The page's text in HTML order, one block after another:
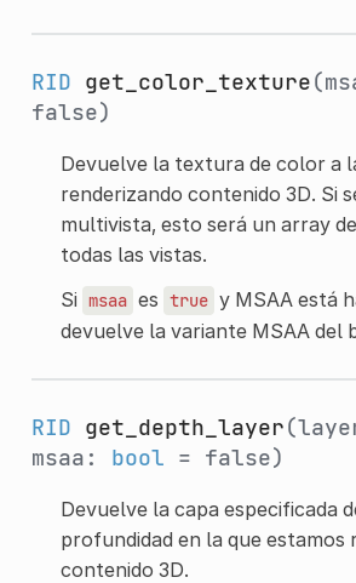
RID get_color_texture
false)
Devuelve la textura de color a
renderizando contenido 3D. Si
multivista, esto será un array
todas las vistas.
Si msaa es true y MSAA está
devuelve la variante MSAA del
RID get_depth_layer
msaa: bool = false)
Devuelve la capa especificada
profundidad en la que estamos
contenido 3D.